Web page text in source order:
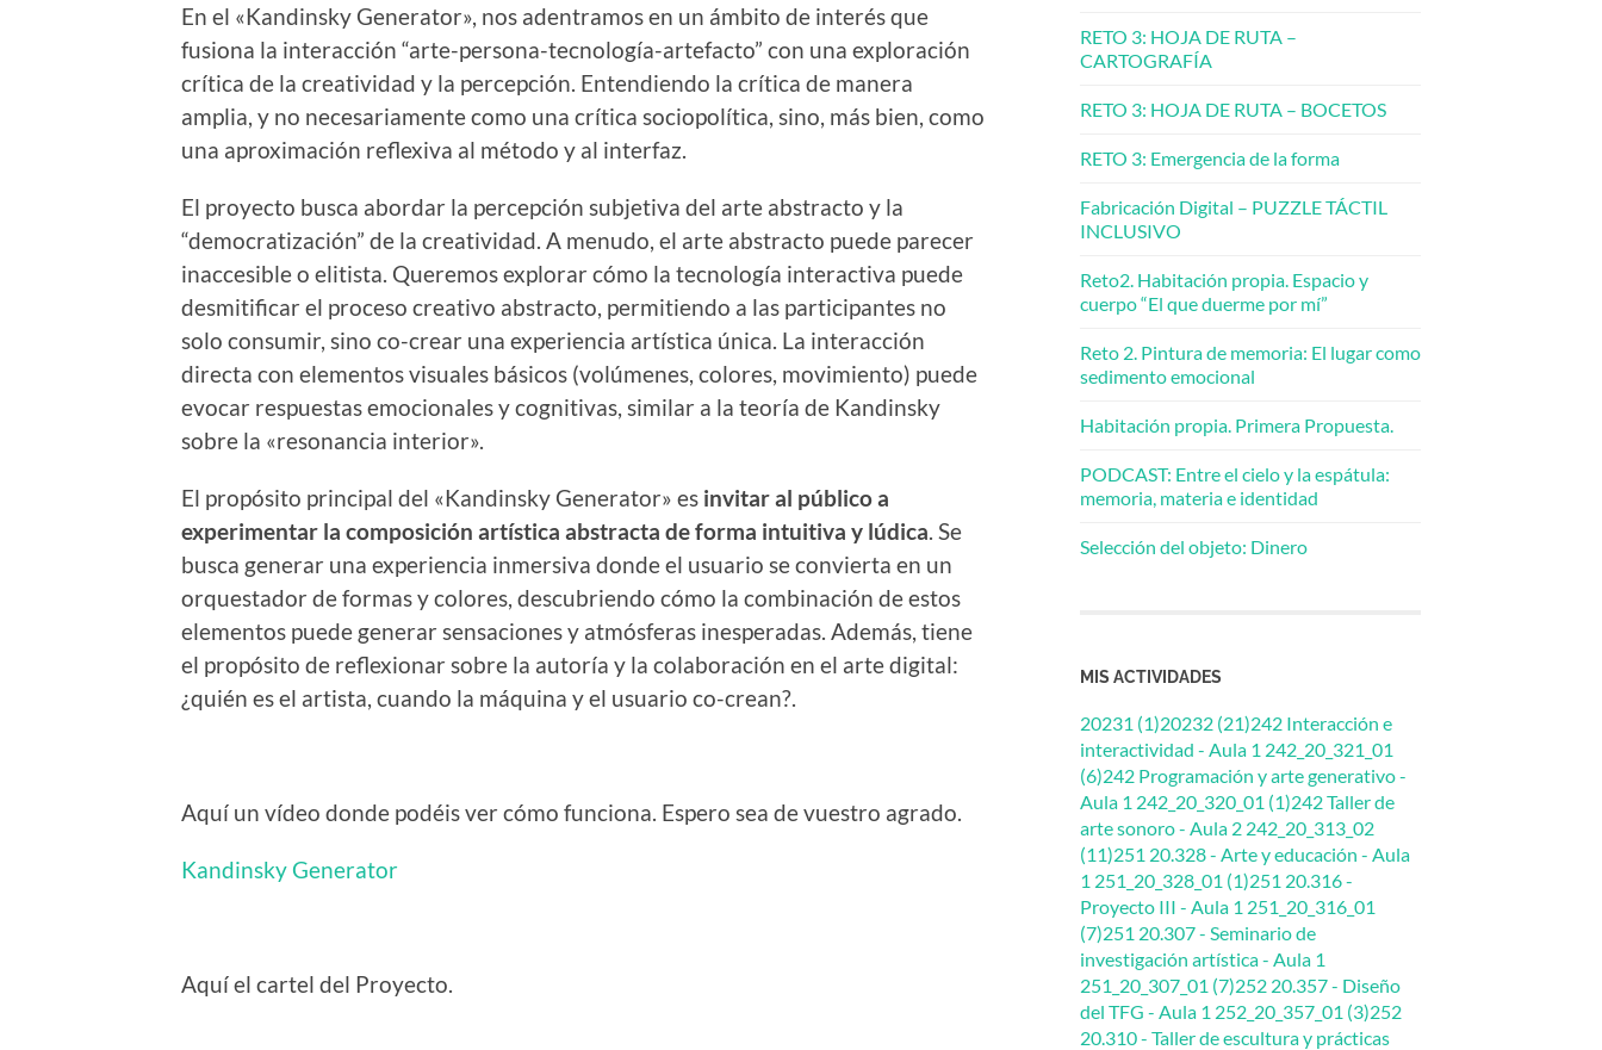
En el «Kandinsky Generator», nos adentramos en un ámbito de interés que
fusiona la interacción “arte-persona-tecnología-artefacto” con una exploración
crítica de la creatividad y la percepción. Entendiendo la crítica de manera
amplia, y no necesariamente como una crítica sociopolítica, sino, más bien, como
una aproximación reflexiva al método y al interfaz.
El proyecto busca abordar la percepción subjetiva del arte abstracto y la
“democratización” de la creatividad. A menudo, el arte abstracto puede parecer
inaccesible o elitista. Queremos explorar cómo la tecnología interactiva puede
desmitificar el proceso creativo abstracto, permitiendo a las participantes no
solo consumir, sino co-crear una experiencia artística única. La interacción
directa con elementos visuales básicos (volúmenes, colores, movimiento) puede
evocar respuestas emocionales y cognitivas, similar a la teoría de Kandinsky
sobre la «resonancia interior».
El propósito principal del «Kandinsky Generator» es invitar al público a
experimentar la composición artística abstracta de forma intuitiva y lúdica . Se
busca generar una experiencia inmersiva donde el usuario se convierta en un
orquestador de formas y colores, descubriendo cómo la combinación de estos
elementos puede generar sensaciones y atmósferas inesperadas. Además, tiene
el propósito de reflexionar sobre la autoría y la colaboración en el arte digital:
¿quién es el artista, cuando la máquina y el usuario co-crean?.
Aquí un vídeo donde podéis ver cómo funciona. Espero sea de vuestro agrado.
Kandinsky Generator
Aquí el cartel del Proyecto.
RETO 3: HOJA DE RUTA –
CARTOGRAFÍA
RETO 3: HOJA DE RUTA – BOCETOS
RETO 3: Emergencia de la forma
Fabricación Digital – PUZZLE TÁCTIL
INCLUSIVO
Reto2. Habitación propia. Espacio y
cuerpo “El que duerme por mí”
Reto 2. Pintura de memoria: El lugar como
sedimento emocional
Habitación propia. Primera Propuesta.
PODCAST: Entre el cielo y la espátula:
memoria, materia e identidad
Selección del objeto: Dinero
MIS ACTIVIDADES
20231 (1)20232 (21)242 Interacción e
interactividad - Aula 1 242_20_321_01
(6)242 Programación y arte generativo -
Aula 1 242_20_320_01 (1)242 Taller de
arte sonoro - Aula 2 242_20_313_02
(11)251 20.328 - Arte y educación - Aula
1 251_20_328_01 (1)251 20.316 -
Proyecto III - Aula 1 251_20_316_01
(7)251 20.307 - Seminario de
investigación artística - Aula 1
251_20_307_01 (7)252 20.357 - Diseño
del TFG - Aula 1 252_20_357_01 (3)252
20.310 - Taller de escultura y prácticas